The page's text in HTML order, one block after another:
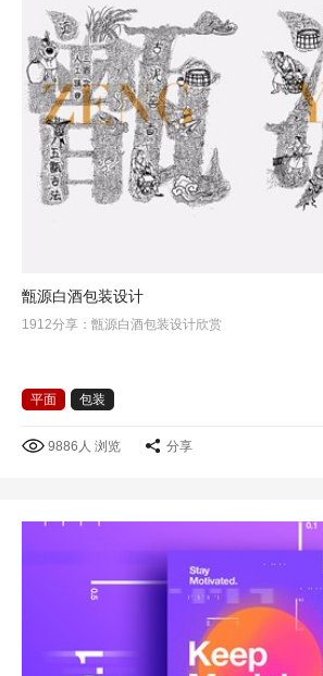
甑源白酒包装设计
1912分享：甑源白酒包装设计欣赏
平面 包装
9886人 浏览 分享